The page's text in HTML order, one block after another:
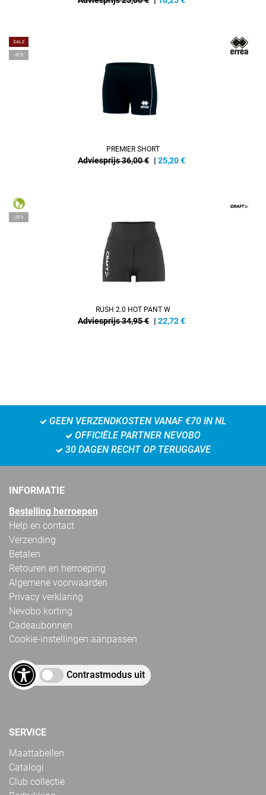
SALE
-30%
PREMIER SHORT
Adviesprijs 36,00 € | 25,20€
-35%
RUSH 2.0 HOT PANT W
Adviesprijs 34,95 € | 22,72€
GEEN VERZENDKOSTEN VANAF €70 IN NL
OFFICIËLE PARTNER NEVOBO
30 DAGEN RECHT OP TERUGGAVE
INFORMATIE
Bestelling herroepen
Help en contact
Verzending
Betalen
Retouren en herroeping
Algemene voorwaarden
Privacy verklaring
Nevobo korting
Cadeaubonnen
Cookie-instellingen aanpassen
Contrastmodus uit
SERVICE
Maattabellen
Catalogi
Club collectie